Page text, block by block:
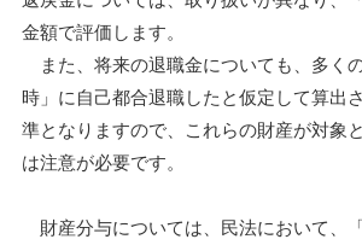
金額で評価します。
また、将来の退職金についても、多く
時」に自己都合退職したと仮定して算出
準となりますので、これらの財産が対象
は注意が必要です。
財産分与については、民法において、